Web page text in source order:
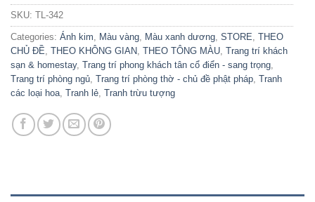
SKU: TL-342
Categories: Ánh kim, Màu vàng, Màu xanh dương, STORE, THEO
CHỦ ĐỀ, THEO KHÔNG GIAN, THEO TÔNG MÀU, Trang trí khách
sạn & homestay, Trang trí phong khách tân cổ điển - sang trọng,
Trang trí phòng ngủ, Trang trí phòng thờ - chủ đề phật pháp, Tranh
các loại hoa, Tranh lẻ, Tranh trừu tượng